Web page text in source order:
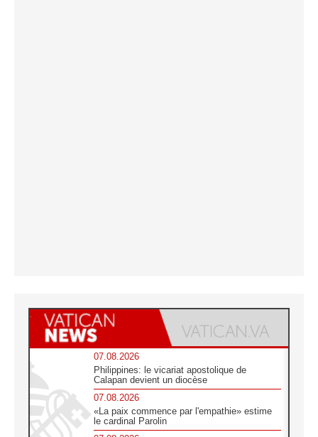
07.08.2026
Philippines: le vicariat apostolique de
Calapan devient un diocèse
07.08.2026
«La paix commence par l'empathie» estime
le cardinal Parolin